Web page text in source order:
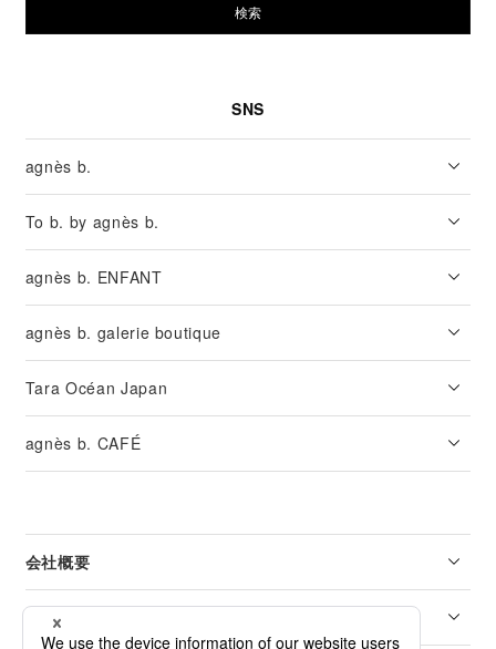
検索
SNS
agnès b.
To b. by agnès b.
agnès b. ENFANT
agnès b. galerie boutique
Tara Océan Japan
agnès b. CAFÉ
会社概要
リーガル